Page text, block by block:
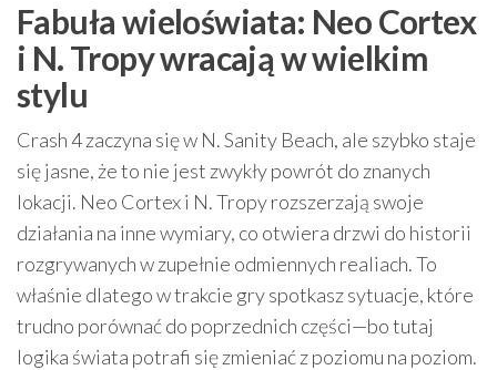
Fabuła wieloświata: Neo Cortex
i N. Tropy wracają w wielkim
stylu
Crash 4 zaczyna się w N. Sanity Beach, ale szybko staje
się jasne, że to nie jest zwykły powrót do znanych
lokacji. Neo Cortex i N. Tropy rozszerzają swoje
działania na inne wymiary, co otwiera drzwi do historii
rozgrywanych w zupełnie odmiennych realiach. To
właśnie dlatego w trakcie gry spotkasz sytuacje, które
trudno porównać do poprzednich części—bo tutaj
logika świata potrafi się zmieniać z poziomu na poziom.